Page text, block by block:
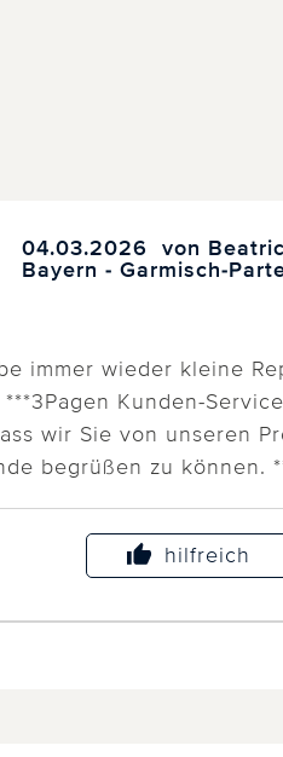
04.03.2026 von
Bayern - Garmisch-
immer wieder kleine
Kunden-
wir Sie von unseren
begrüßen zu können.
hilfreich